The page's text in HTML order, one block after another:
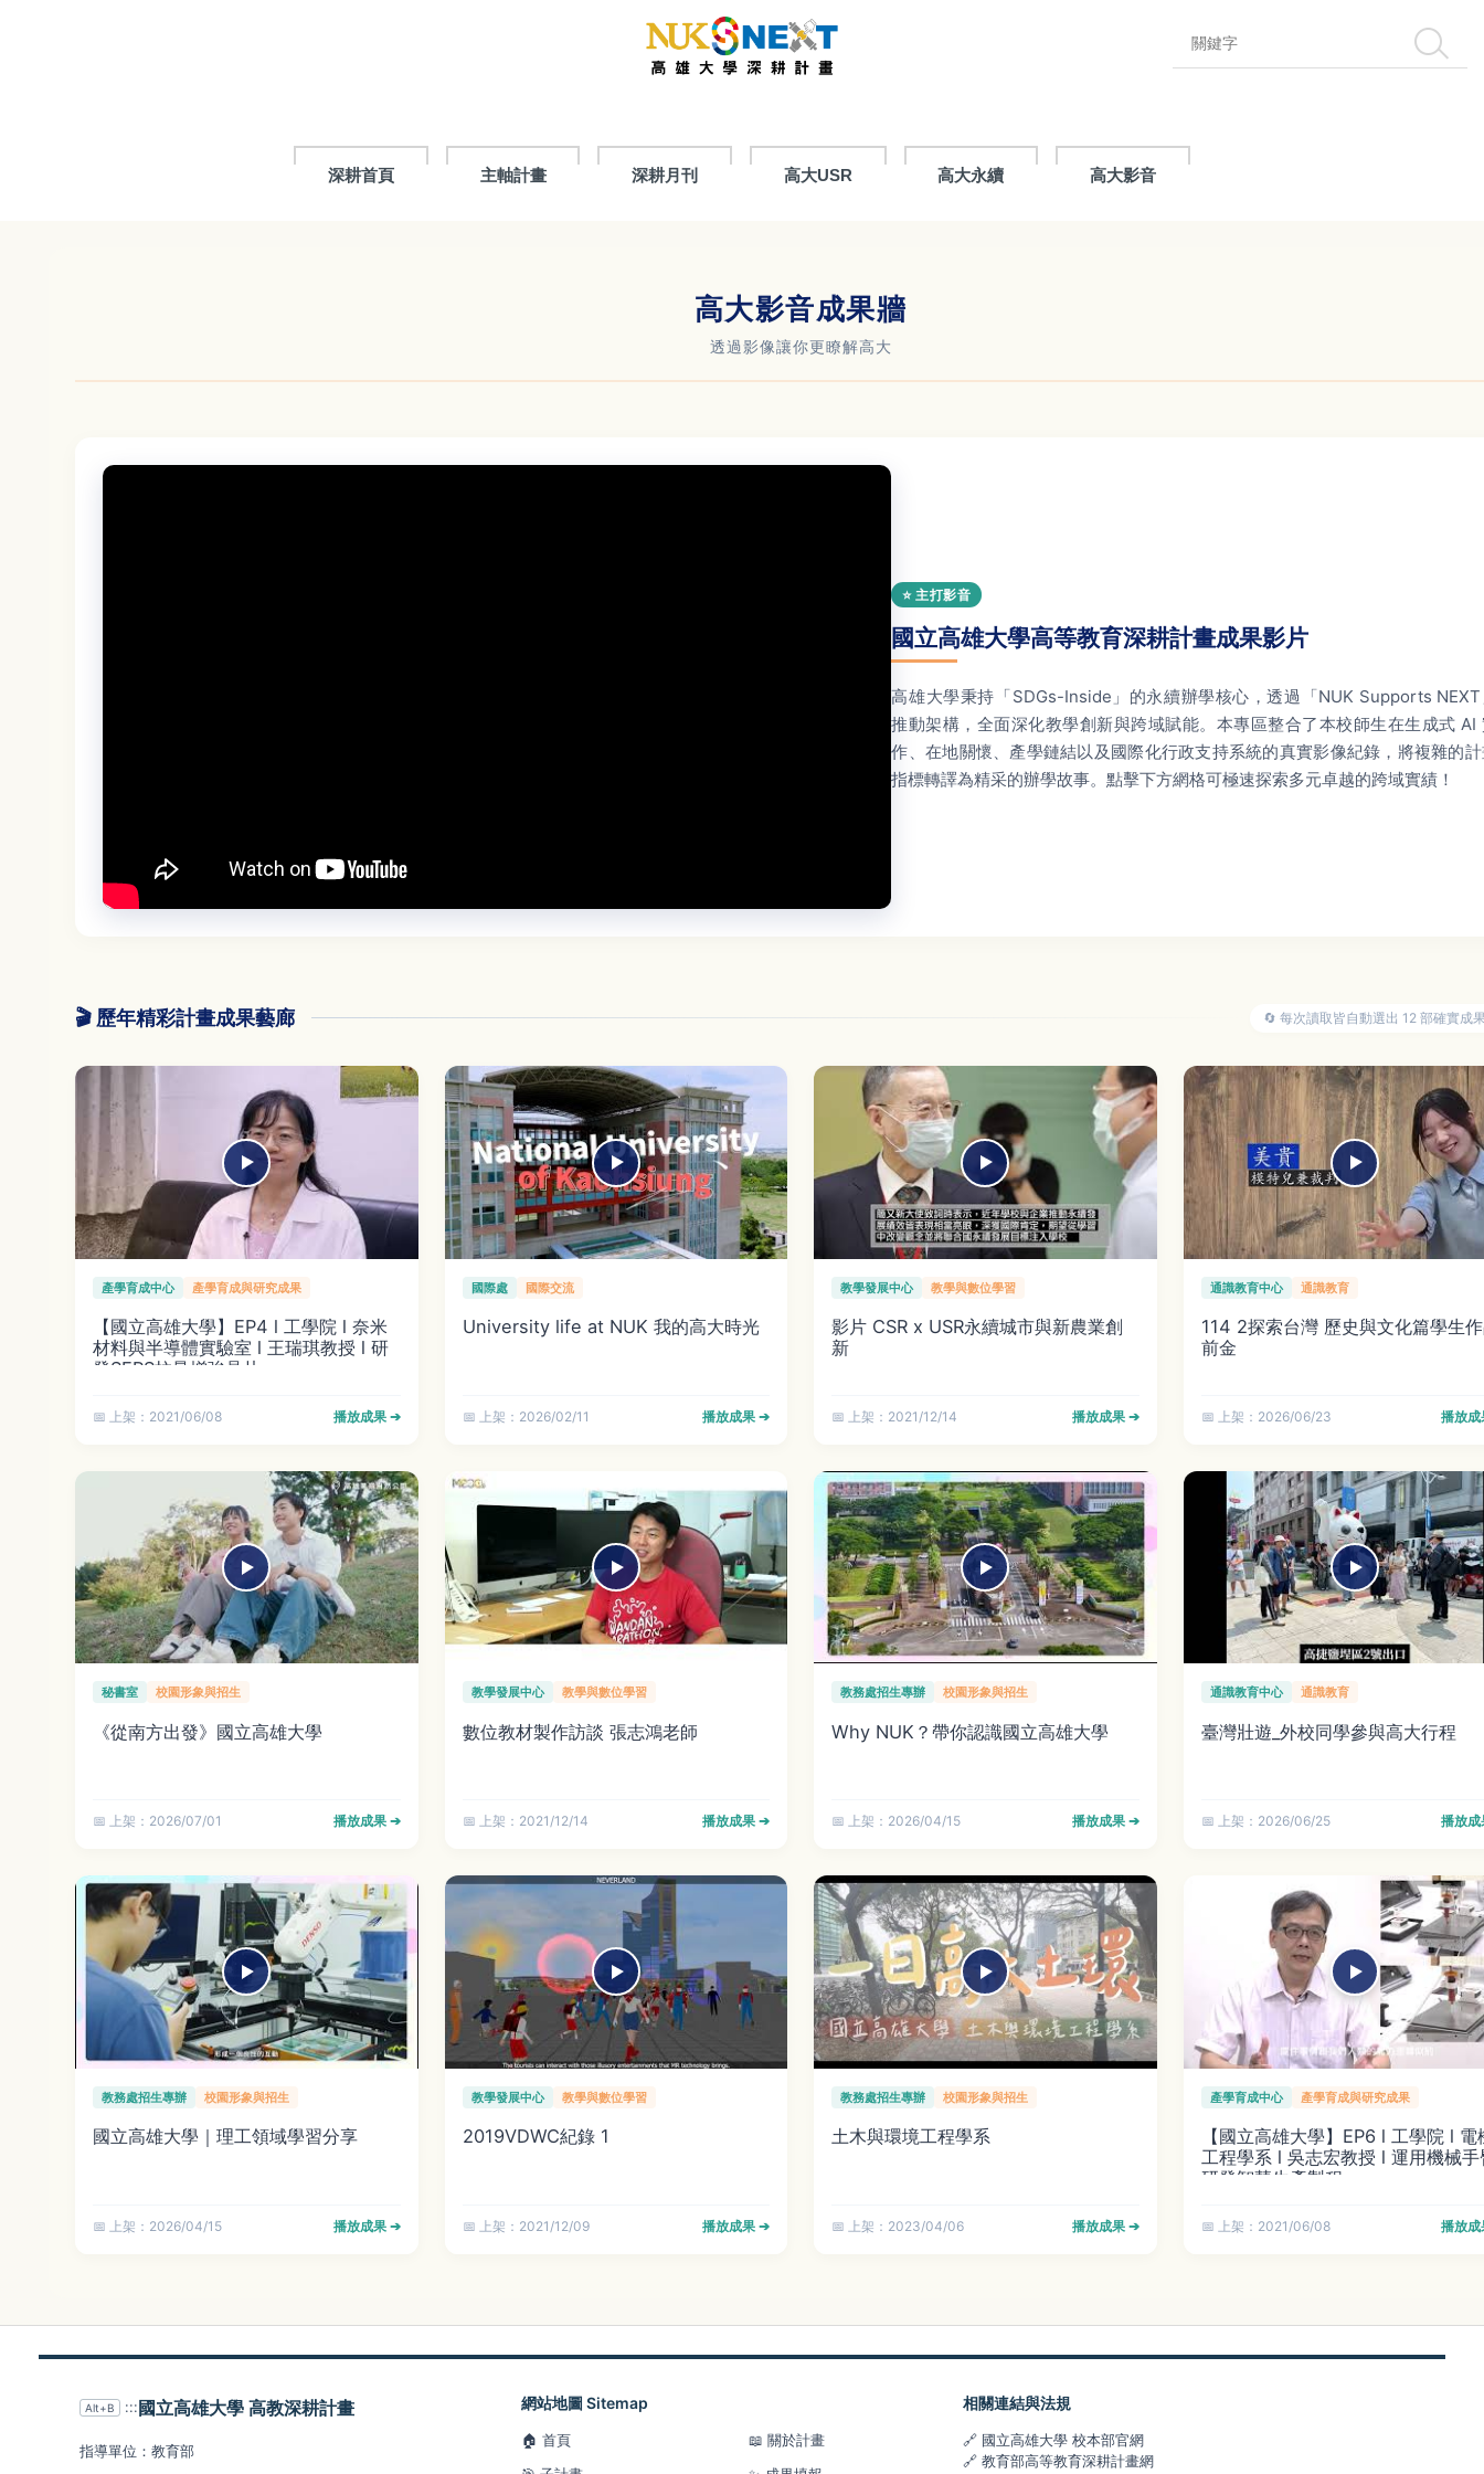
搜尋
深耕首頁 主軸計畫 深耕月刊 高大USR 高大永續 高大影音
高大影音成果牆
透過影像讓你更瞭解高大
⭐ 主打影音
國立高雄大學高等教育深耕計畫成果影片
高雄大學秉持「SDGs-Inside」的永續辦學核心，透過「NUK Supports
推動架構，全面深化教學創新與跨域賦能。本專區整合了本校師生在生成式 AI
作、在地關懷、產學鏈結以及國際化行政支持系統的真實影像紀錄，將複雜的
指標轉譯為精采的辦學故事。點擊下方網格可極速探索多元卓越的跨域實績！
🎬 歷年精彩計畫成果藝廊 🔄 每次讀取皆自動選出 12 部確實成
產學育成中心 產學育成與研究成果
【國立高雄大學】EP4 l 工學院 l 奈米
材料與半導體實驗室 l 王瑞琪教授 l 研
發SERS拉曼增強晶片
📅 上架：2021/06/08 播放成果 ➔
國際處 國際交流
University life at NUK 我的高大時光
📅 上架：2026/02/11 播放成果 ➔
教學發展中心 教學與數位學習
影片 CSR x USR永續城市與新農業創
新
📅 上架：2021/12/14 播放成果 ➔
通識教育中心 通識教育
114 2探索台灣 歷史與文化篇學生
前金
📅 上架：2026/06/23 播放
秘書室 校園形象與招生
《從南方出發》國立高雄大學
📅 上架：2026/07/01 播放成果 ➔
教學發展中心 教學與數位學習
數位教材製作訪談 張志鴻老師
📅 上架：2021/12/14 播放成果 ➔
教務處招生專辦 校園形象與招生
Why NUK？帶你認識國立高雄大學
📅 上架：2026/04/15 播放成果 ➔
通識教育中心 通識教育
臺灣壯遊_外校同學參與高大行程
📅 上架：2026/06/25 播放
教務處招生專辦 校園形象與招生
國立高雄大學｜理工領域學習分享
📅 上架：2026/04/15 播放成果 ➔
教學發展中心 教學與數位學習
2019VDWC紀錄 1
📅 上架：2021/12/09 播放成果 ➔
教務處招生專辦 校園形象與招生
土木與環境工程學系
📅 上架：2023/04/06 播放成果 ➔
產學育成中心 產學育成與研究成果
【國立高雄大學】EP6 l 工學院 l 電
工程學系 l 吳志宏教授 l 運用機械手
研發智慧生產製程
📅 上架：2021/06/08 播放
Alt+B :::國立高雄大學 高教深耕計畫
指導單位：教育部
網站地圖 Sitemap
🏠 首頁
📖 關於計畫
相關連結與法規
🔗 國立高雄大學 校本部官網
🔗 教育部高等教育深耕計畫網